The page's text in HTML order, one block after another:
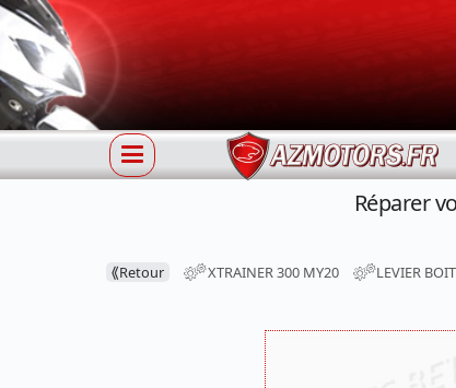
Réparer
⟪Retour XTRAINER 300 MY20 LEVIER